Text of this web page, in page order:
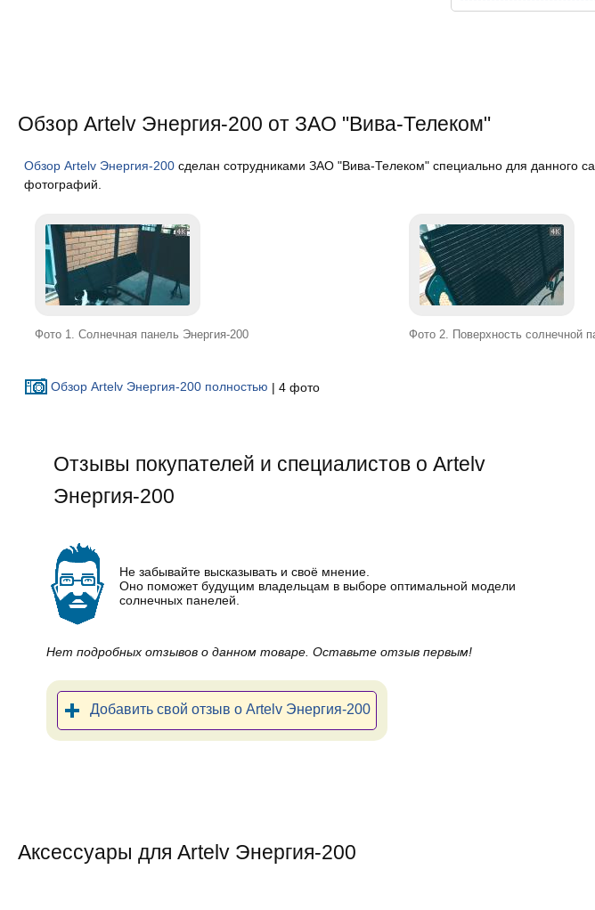
Обзор Artelv Энергия-200 от ЗАО "Вива-Телеком"
Обзор Artelv Энергия-200сделан сотрудниками ЗАО "Вива-Телеком" специально для данного
фотографий.
Фото 1. Солнечная панель Энергия-200 Фото 2. Поверхность солнечной
Обзор Artelv Энергия-200 полностью | 4 фото
Отзывы покупателей и специалистов о Artelv
Энергия-200
Не забывайте высказывать и своё мнение.
Оно поможет будущим владельцам в выборе оптимальной модели
солнечных панелей.
Нет подробных отзывов о данном товаре. Оставьте отзыв первым!
Добавить свой отзыв о Artelv Энергия-200
Аксессуары для Artelv Энергия-200